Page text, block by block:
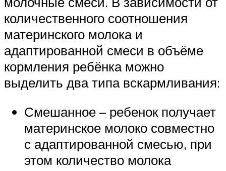
количественного соотношения
материнского молока и
адаптированной смеси в объёме
кормления ребёнка можно
выделить два типа вскармливания:
Смешанное – ребенок получает
материнское молоко совместно
с адаптированной смесью, при
этом количество молока